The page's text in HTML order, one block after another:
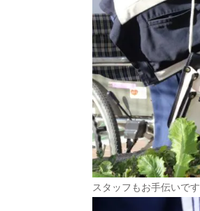
スタッフもお手伝いです